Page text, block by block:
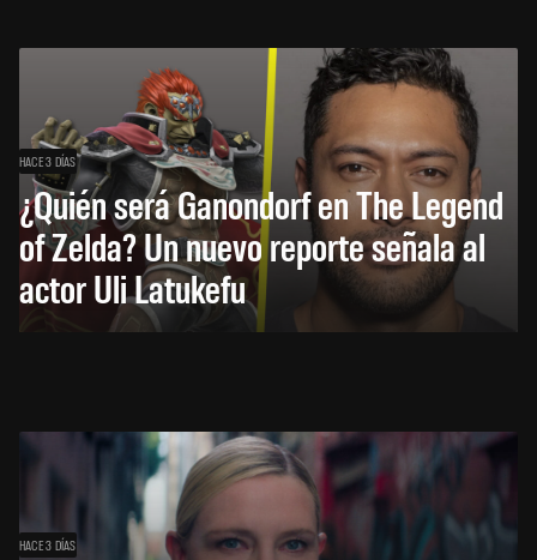
HACE 3 DÍAS
¿Quién será Ganondorf en The Legend
of Zelda? Un nuevo reporte señala al
actor Uli Latukefu
HACE 3 DÍAS